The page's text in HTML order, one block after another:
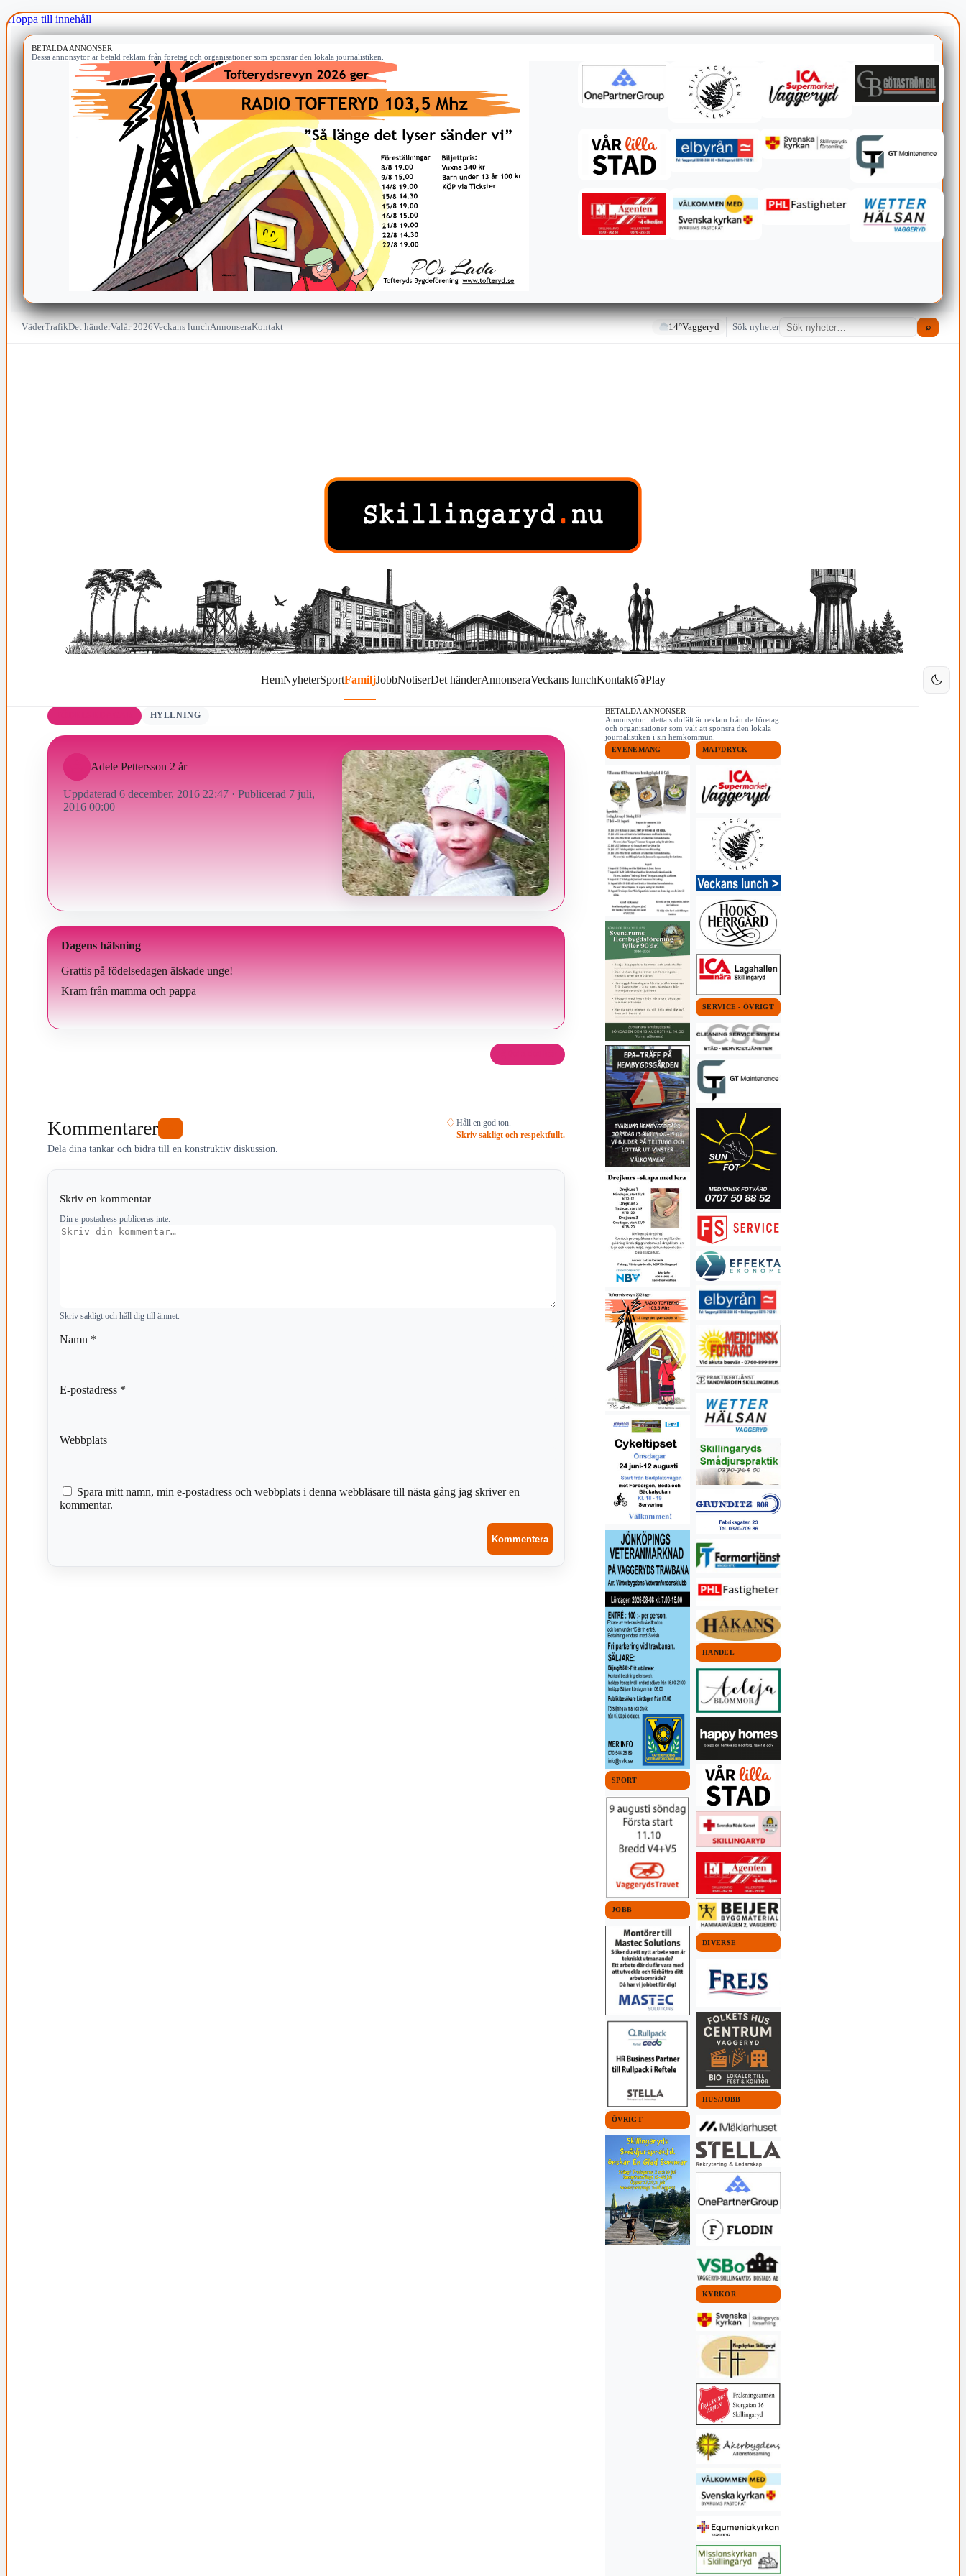
Hoppa till innehåll
BETALDA ANNONSER
Dessa annonsytor är betald reklam från företag och organisationer som sponsrar den lokala journalistiken.
VäderTrafikDet händerValår 2026Veckans lunchAnnonseraKontakt 14°Vaggeryd Sök nyheter ⌕
HemNyheterSportFamiljJobbNotiserDet händerAnnonseraVeckans lunchKontakt Play
HYLLNING
Adele Pettersson 2 år
Uppdaterad 6 december, 2016 22:47 · Publicerad 7 juli,
2016 00:00
Dagens hälsning
Grattis på födelsedagen älskade unge!
Kram från mamma och pappa
Kommentarer
Dela dina tankar och bidra till en konstruktiv diskussion.
♢ Håll en god ton.
Skriv sakligt och respektfullt.
Skriv en kommentar
Din e-postadress publiceras inte.
Kommentar
Skriv sakligt och håll dig till ämnet.
Namn *
E-postadress *
Webbplats
Spara mitt namn, min e-postadress och webbplats i denna webbläsare till nästa gång jag skriver en
kommentar.
BETALDA ANNONSER
Annonsytor i detta sidofält är reklam från de företag
och organisationer som valt att sponsra den lokala
journalistiken i sin hemkommun.
EVENEMANG
SPORT
JOBB
ÖVRIGT
MAT/DRYCK
SERVICE - ÖVRIGT
HANDEL
DIVERSE
HUS/JOBB
KYRKOR